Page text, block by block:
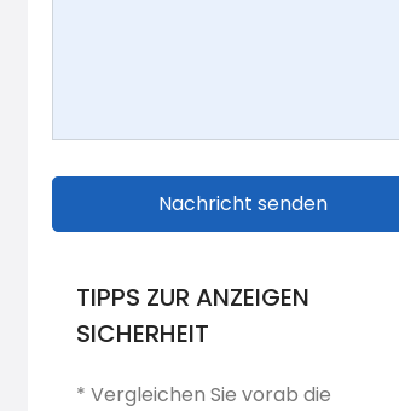
Nachricht senden
TIPPS ZUR ANZEIGEN
SICHERHEIT
* Vergleichen Sie vorab die